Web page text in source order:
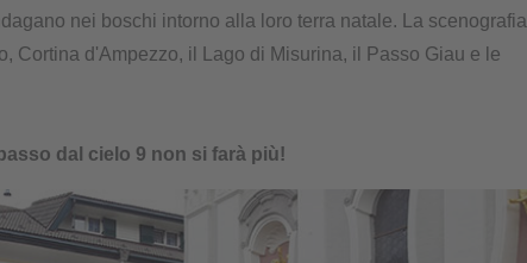
nei boschi intorno alla loro terra natale. La scenografia
Cortina d'Ampezzo, il Lago di Misurina, il Passo Giau e le
dal cielo 9 non si farà più!